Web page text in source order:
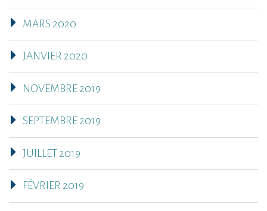
MARS 2020
JANVIER 2020
NOVEMBRE 2019
SEPTEMBRE 2019
JUILLET 2019
FÉVRIER 2019